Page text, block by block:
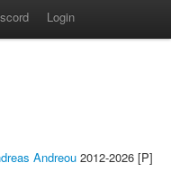
Login
Andreou 2012-2026 [P]